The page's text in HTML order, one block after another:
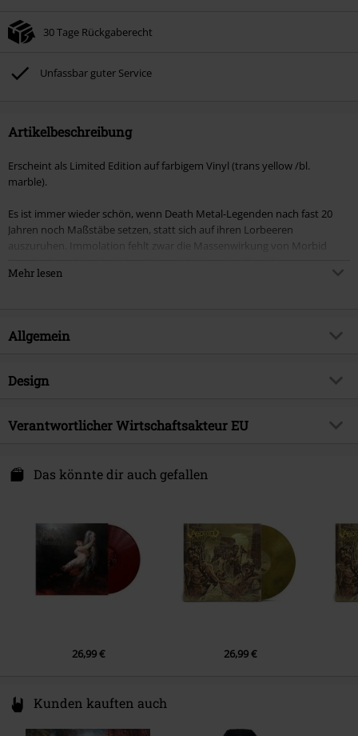
30 Tage Rückgaberecht
Unfassbar guter Service
Artikelbeschreibung
Erscheint als Limited Edition auf farbigem Vinyl (trans yellow /bl.
marble).
Es ist immer wieder schön, wenn Death Metal-Legenden nach fast 20
Jahren noch Maßstäbe setzen, statt sich auf ihren Lorbeeren
auszuruhen. Immolation fehlt zwar die Massenwirkung von Morbid
Mehr lesen
Allgemein
Artikelnummer:
Musikgenre
Death Metal
Band
Immolation
Design
Produkt-Typ
LP
Verantwortlicher Wirtschaftsakteur EU
Neumühlen 17
Das könnte dir auch gefallen
26,99 € 26,99 €
Kunden kauften auch